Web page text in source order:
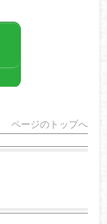
ページのトップへ